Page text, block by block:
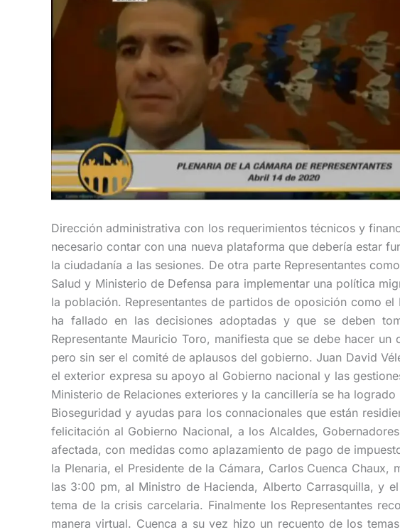
Dirección administrativa con los requerimientos técnicos y
necesario contar con una nueva plataforma que debería estar
la ciudadanía a las sesiones. De otra parte Representantes
Salud y Ministerio de Defensa para implementar una política
la población. Representantes de partidos de oposición como
ha fallado en las decisiones adoptadas y que se deben
Representante Mauricio Toro, manifiesta que se debe hacer
pero sin ser el comité de aplausos del gobierno. Juan David
el exterior expresa su apoyo al Gobierno nacional y las
Ministerio de Relaciones exteriores y la cancillería se ha
Bioseguridad y ayudas para los connacionales que están
felicitación al Gobierno Nacional, a los Alcaldes,
afectada, con medidas como aplazamiento de pago de
la Plenaria, el Presidente de la Cámara, Carlos Cuenca
las 3:00 pm, al Ministro de Hacienda, Alberto Carrasquilla, y
tema de la crisis carcelaria. Finalmente los Representantes
manera virtual. Cuenca a su vez hizo un recuento de los